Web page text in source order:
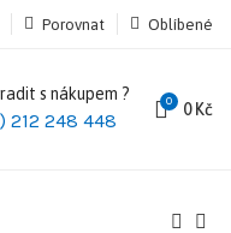
Porovnat Oblíbené
s nákupem ?
212 248 448
0 0 Kč